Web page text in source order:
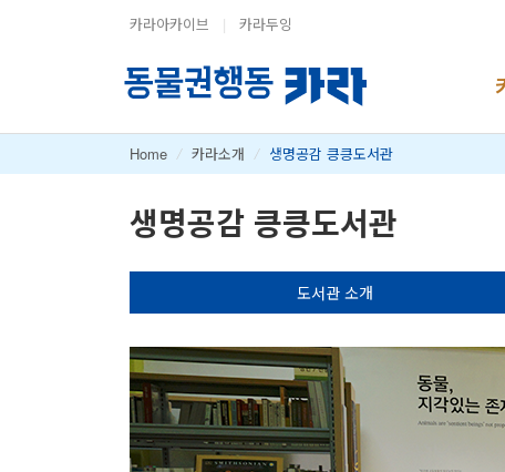
카라아카이브 | 카라두잉
Home / 카라소개 / 생명공감 킁킁도서관
생명공감 킁킁도서관
도서관 소개